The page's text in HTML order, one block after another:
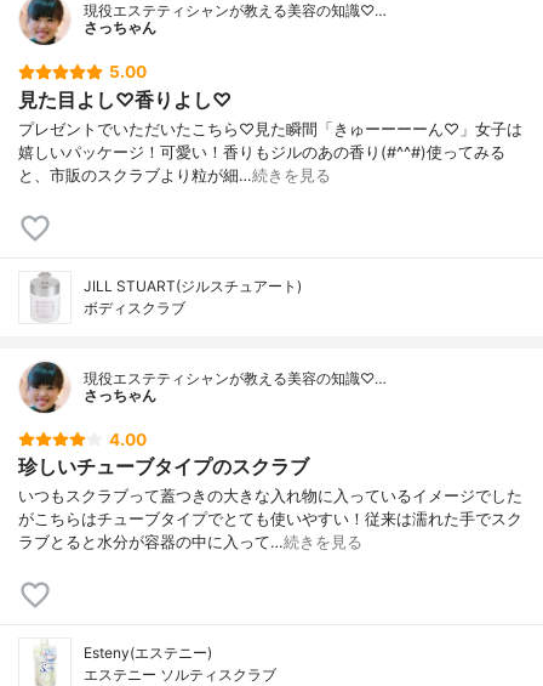
現役エステティシャンが教える美容の知識♡…
さっちゃん
5.00
見た目よし♡香りよし♡
プレゼントでいただいたこちら♡見た瞬間「きゅーーーーん♡」女子は
嬉しいパッケージ！可愛い！香りもジルのあの香り(#^^#)使ってみる
と、市販のスクラブより粒が細…続きを見る
JILL STUART(ジルスチュアート)
ボディスクラブ
現役エステティシャンが教える美容の知識♡…
さっちゃん
4.00
珍しいチューブタイプのスクラブ
いつもスクラブって蓋つきの大きな入れ物に入っているイメージでした
がこちらはチューブタイプでとても使いやすい！従来は濡れた手でスク
ラブとると水分が容器の中に入って…続きを見る
Esteny(エステニー)
エステニー ソルティスクラブ